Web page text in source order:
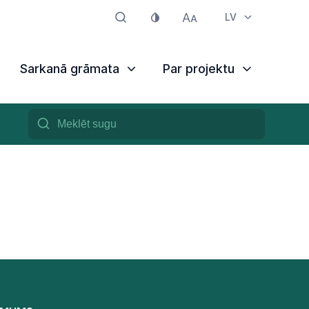
LV
Sarkanā grāmata Par projektu